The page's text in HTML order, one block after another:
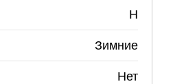
H
Зимние
Нет